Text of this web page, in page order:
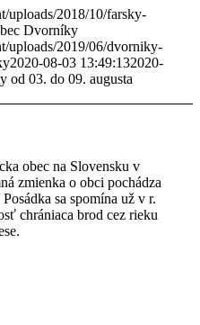
uploads/2018/10/farsky-
Dvorníky
uploads/2019/06/dvorniky-
2020-08-03 13:49:132020-
od 03. do 09. augusta
obec na Slovensku v
zmienka o obci pochádza
sa spomína už v r.
chrániaca brod cez rieku